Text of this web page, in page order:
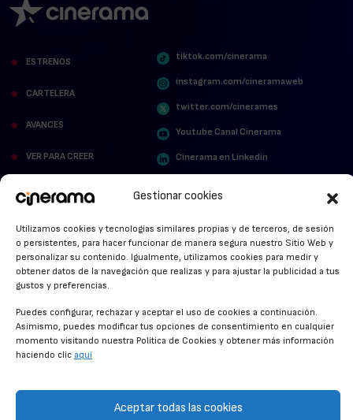
Gestionar cookies
Utilizamos cookies y tecnologías similares propias y de terceros, de sesión
o persistentes, para hacer funcionar de manera segura nuestro Sitio Web y
personalizar su contenido. Igualmente, utilizamos cookies para medir y
obtener datos de la navegación que realizas y para ajustar la publicidad a tus
gustos y preferencias.
Puedes configurar, rechazar y aceptar el uso de cookies a continuación.
Asimismo, puedes modificar tus opciones de consentimiento en cualquier
momento visitando nuestra Política de Cookies y obtener más información
haciendo clic aquí
Aceptar todas las cookies
ESTRENOS
CARTELERA
AVANCES
VER PARA CREER
ALFOMBRA ROJA
ANUNCIOS DE CINE
tiktok.com/cinerama
instagram.com/cineramaweb
twitter.com/cinerames
Youtube Canal Cinerama
Cinerama en Linkedin
POLÍTICA DE PRIVACIDAD